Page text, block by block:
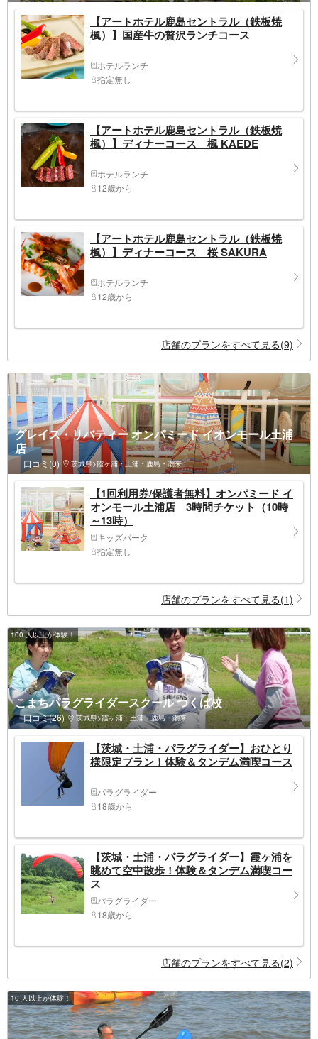
【アートホテル鹿島セントラル（鉄板焼
楓）】国産牛の贅沢ランチコース
ホテルランチ
指定無し
【アートホテル鹿島セントラル（鉄板焼
楓）】ディナーコース 楓 KAEDE
ホテルランチ
12歳から
【アートホテル鹿島セントラル（鉄板焼
楓）】ディナーコース 桜 SAKURA
ホテルランチ
12歳から
店舗のプランをすべて見る(9)
グレイス・リバティー オンパミード イオンモール土浦
店
口コミ(0) 茨城県>霞ヶ浦・土浦・鹿島・潮来
【1回利用券/保護者無料】オンパミード イ
オンモール土浦店 3時間チケット（10時
～13時）
キッズパーク
指定無し
店舗のプランをすべて見る(1)
100 人以上が体験！
こまちパラグライダースクール つくば校
口コミ(26) 茨城県>霞ヶ浦・土浦・鹿島・潮来
【茨城・土浦・パラグライダー】おひとり
様限定プラン！体験＆タンデム満喫コース
パラグライダー
18歳から
【茨城・土浦・パラグライダー】霞ヶ浦を
眺めて空中散歩！体験＆タンデム満喫コー
ス
パラグライダー
18歳から
店舗のプランをすべて見る(2)
10 人以上が体験！